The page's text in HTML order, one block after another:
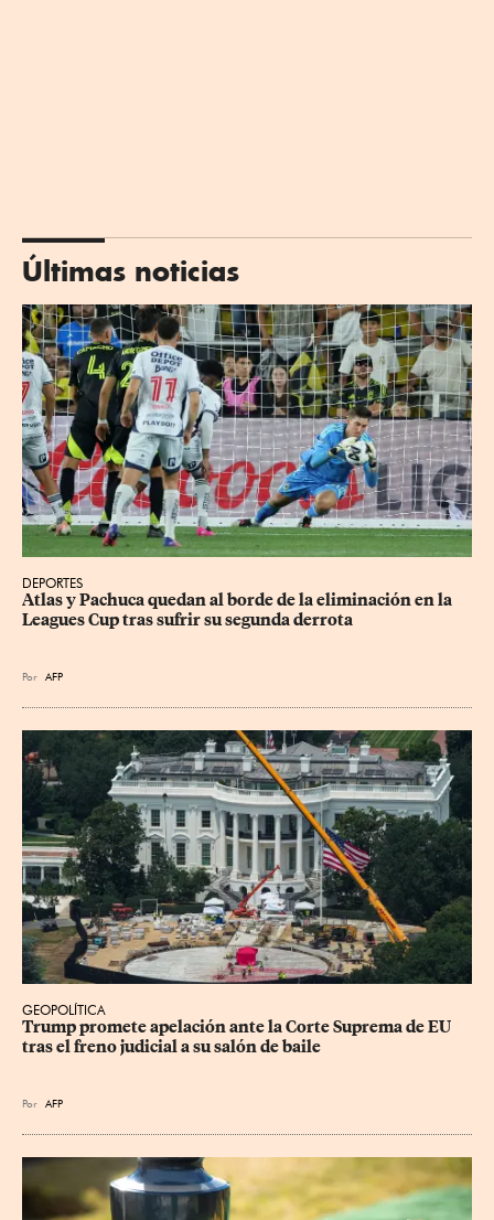
Últimas noticias
DEPORTES
Atlas y Pachuca quedan al borde de la eliminación en la
Leagues Cup tras sufrir su segunda derrota
Por AFP
GEOPOLÍTICA
Trump promete apelación ante la Corte Suprema de EU
tras el freno judicial a su salón de baile
Por AFP